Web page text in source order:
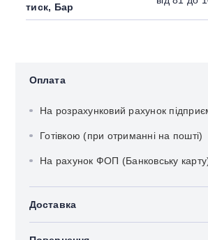
тиск, Бар
Оплата
На розрахунковий рахунок
Готівкою (при отриманні на пошті)
На рахунок ФОП (Банковську
Доставка